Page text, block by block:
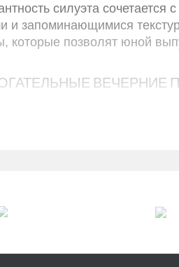
силуэта
и запоминающимися
которые позволят юной
ВЕЧЕРНИЕ
фигуру, не делая излишне
но в каждом случае